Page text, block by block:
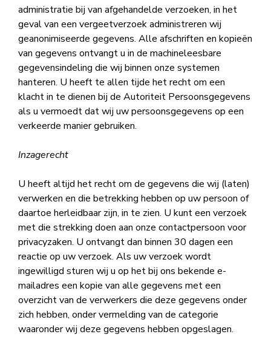
administratie bij van afgehandelde verzoeken, in het
geval van een vergeetverzoek administreren wij
geanonimiseerde gegevens. Alle afschriften en kopieën
van gegevens ontvangt u in de machineleesbare
gegevensindeling die wij binnen onze systemen
hanteren. U heeft te allen tijde het recht om een
klacht in te dienen bij de Autoriteit Persoonsgegevens
als u vermoedt dat wij uw persoonsgegevens op een
verkeerde manier gebruiken.
Inzagerecht
U heeft altijd het recht om de gegevens die wij (laten)
verwerken en die betrekking hebben op uw persoon of
daartoe herleidbaar zijn, in te zien. U kunt een verzoek
met die strekking doen aan onze contactpersoon voor
privacyzaken. U ontvangt dan binnen 30 dagen een
reactie op uw verzoek. Als uw verzoek wordt
ingewilligd sturen wij u op het bij ons bekende e-
mailadres een kopie van alle gegevens met een
overzicht van de verwerkers die deze gegevens onder
zich hebben, onder vermelding van de categorie
waaronder wij deze gegevens hebben opgeslagen.